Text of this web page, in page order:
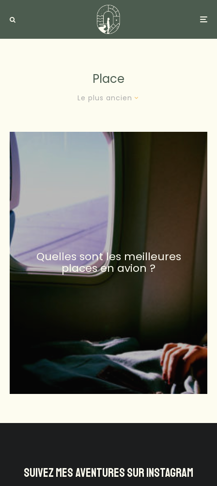
Place
Le plus ancien
Quelles sont les meilleures
places en avion ?
SUIVEZ MES AVENTURES SUR INSTAGRAM